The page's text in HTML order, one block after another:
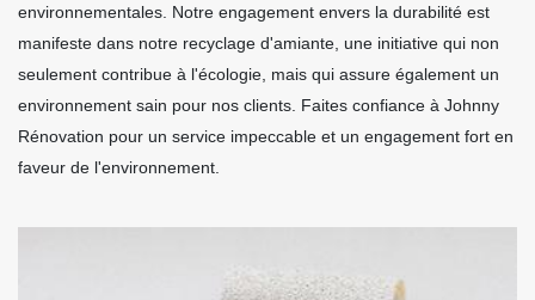
environnementales. Notre engagement envers la durabilité est
manifeste dans notre recyclage d'amiante, une initiative qui non
seulement contribue à l'écologie, mais qui assure également un
environnement sain pour nos clients. Faites confiance à Johnny
Rénovation pour un service impeccable et un engagement fort en
faveur de l'environnement.